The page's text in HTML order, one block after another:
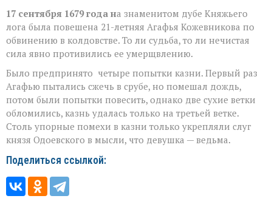
17 сентября 1679 года на знаменитом дубе Княжьего
лога была повешена 21-летняя Агафья Кожевникова по
обвинению в колдовстве. То ли судьба, то ли нечистая
сила явно противились ее умерщвлению.
Было предпринято четыре попытки казни. Первый раз
Агафью пытались сжечь в срубе, но помешал дождь,
потом были попытки повесить, однако две сухие ветки
обломились, казнь удалась только на третьей ветке.
Столь упорные помехи в казни только укрепляли слуг
князя Одоевского в мысли, что девушка — ведьма.
Поделиться ссылкой: